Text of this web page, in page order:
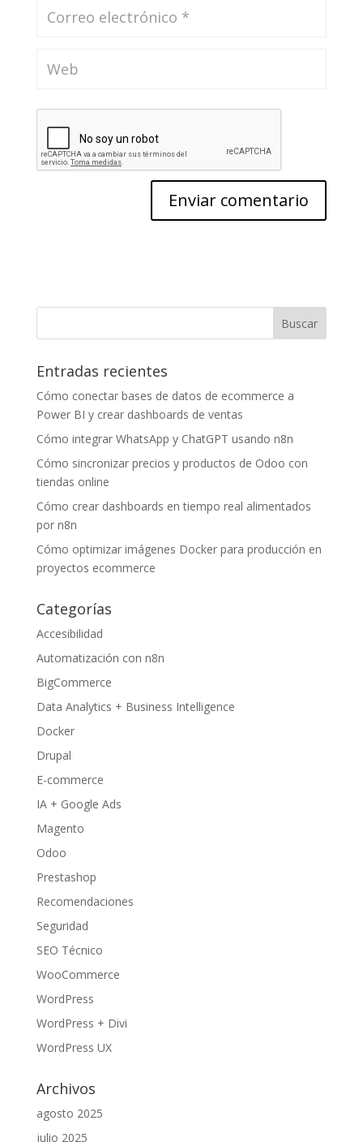
Entradas recientes
Cómo conectar bases de datos de ecommerce a
Power BI y crear dashboards de ventas
Cómo integrar WhatsApp y ChatGPT usando n8n
Cómo sincronizar precios y productos de Odoo con
tiendas online
Cómo crear dashboards en tiempo real alimentados
por n8n
Cómo optimizar imágenes Docker para producción en
proyectos ecommerce
Categorías
Accesibilidad
Automatización con n8n
BigCommerce
Data Analytics + Business Intelligence
Docker
Drupal
E-commerce
IA + Google Ads
Magento
Odoo
Prestashop
Recomendaciones
Seguridad
SEO Técnico
WooCommerce
WordPress
WordPress + Divi
WordPress UX
Archivos
agosto 2025
julio 2025